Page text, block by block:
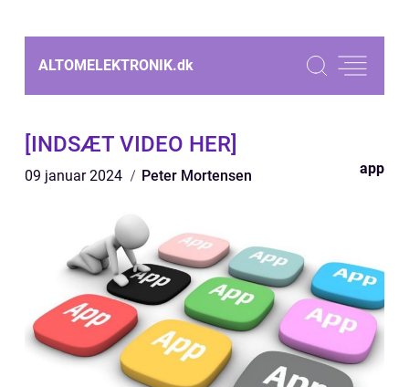
ALTOMELEKTRONIK.dk
[INDSÆT VIDEO HER]
09 januar 2024 Peter Mortensen app